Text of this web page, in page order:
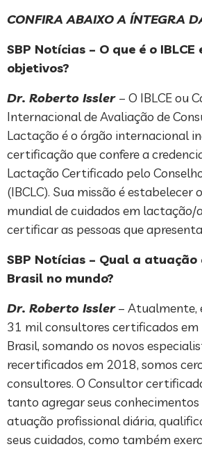
CONFIRA ABAIXO A ÍNTEGRA
SBP Notícias – O que é o IBLCE
objetivos?
Dr. Roberto Issler – O IBLCE ou
Internacional de Avaliação de
Lactação é o órgão internacional
certificação que confere a
Lactação Certificado pelo
(IBCLC). Sua missão é estabelecer
mundial de cuidados em
certificar as pessoas que
SBP Notícias – Qual a atuação
Brasil no mundo?
Dr. Roberto Issler– Atualmente,
31 mil consultores certificados em
Brasil, somando os novos
recertificados em 2018, somos
consultores. O Consultor
tanto agregar seus
atuação profissional diária,
seus cuidados, como também